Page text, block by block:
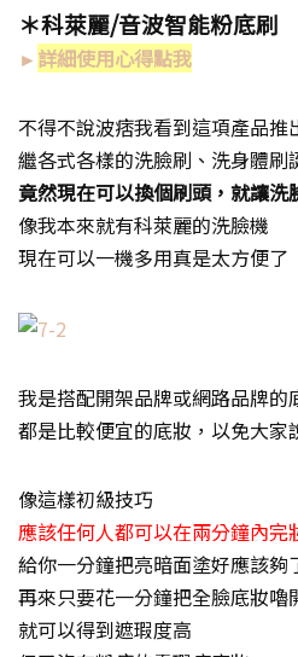
＊科萊麗/音波智能粉底刷
► 詳細使用心得點我
不得不說波痞我看到這項產品推
繼各式各樣的洗臉刷、洗身體刷
竟然現在可以換個刷頭，就讓洗
像我本來就有科萊麗的洗臉機
現在可以一機多用真是太方便了
我是搭配開架品牌或網路品牌的
都是比較便宜的底妝，以免大家
像這樣初級技巧
應該任何人都可以在兩分鐘內完
給你一分鐘把亮暗面塗好應該夠
再來只要花一分鐘把全臉底妝嚕
就可以得到遮瑕度高